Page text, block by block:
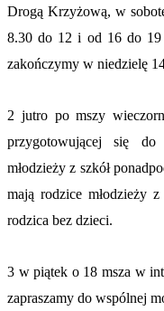
Drogą Krzyżową, w
8.30 do 12 i od 16 do 19
zakończymy w niedzielę
2 jutro po mszy
przygotowującej się
młodzieży z szkół
mają rodzice młodzieży
rodzica bez dzieci.
3 w piątek o 18 msza w
zapraszamy do wspólnej